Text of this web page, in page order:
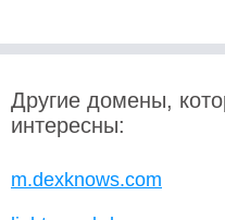
Другие домены,
интересны:
m.dexknows.com